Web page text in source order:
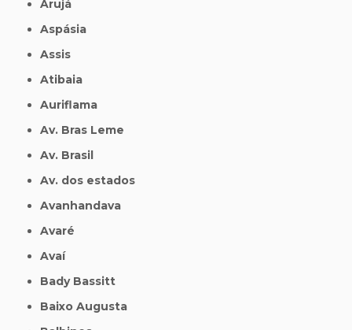
Arujá
Aspásia
Assis
Atibaia
Auriflama
Av. Bras Leme
Av. Brasil
Av. dos estados
Avanhandava
Avaré
Avaí
Bady Bassitt
Baixo Augusta